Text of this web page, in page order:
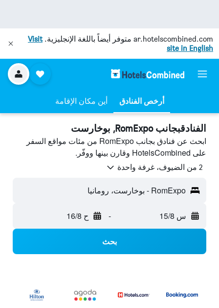
ar.hotelscombined.com متوفر أيضاً باللغة الإنجليزية.Visit
site in English
أرخص الفنادق أين مكان الإقامة
الفنادقبجانب RomExpo, بوخارست
ابحث عن فنادق بجانب RomExpo من مئات مواقع السفر
على HotelsCombined وقارن بينها ووفّر.
2 من الضيوف، غرفة واحدة
RomExpo - بوخارست، رومانيا
س 15/8 - ح 16/8
بحث